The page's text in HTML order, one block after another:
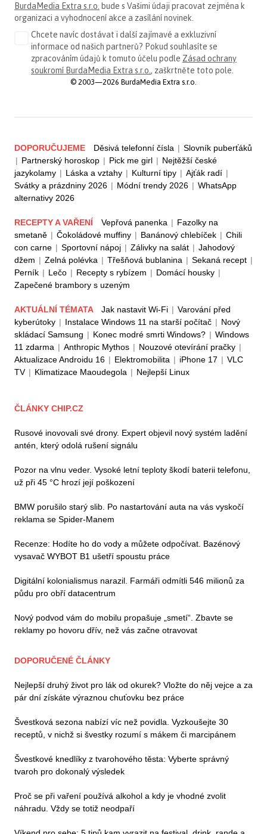
BurdaMedia Extra s.r.o. bude s Vašimi údaji pracovat zejména k
organizaci a vyhodnocení akce a zasílání novinek.
Chcete navíc dostávat i další zajímavé a exkluzivní
informace od našich partnerů? Pokud souhlasíte se
zpracováním údajů k tomuto účelu podle Zásad ochrany
soukromí BurdaMedia Extra s.r.o. , zaškrtněte toto pole.
© 2003—2026 BurdaMedia Extra s.r.o.
DOPORUČUJEME Děsivá telefonní čísla | Slovník puberťáků
| Partnerský horoskop | Pick me girl | Nejtěžší české
jazykolamy | Láska a vztahy | Kulturní tipy | Ajťák radí |
Svátky a prázdniny 2026 | Módní trendy 2026 | WhatsApp
alternativy 2026
RECEPTY A VAŘENÍ Vepřová panenka | Fazolky na
smetaně | Čokoládové muffiny | Banánový chlebíček | Chili
con carne | Sportovní nápoj | Zálivky na salát | Jahodový
džem | Zelná polévka | Třešňová bublanina | Sekaná recept |
Perník | Lečo | Recepty s rybízem | Domácí housky |
Zapečené brambory s uzeným
AKTUÁLNÍ TÉMATA Jak nastavit Wi-Fi | Varování před
kyberútoky | Instalace Windows 11 na starší počítač | Nový
skládací Samsung | Konec modré smrti Windows? | Windows
11 zdarma | Anthropic Mythos | Nouzové otevírání pračky |
Aktualizace Androidu 16 | Elektromobilita | iPhone 17 | VLC
TV | Klimatizace Maoudegola | Nejlepší Linux
ČLÁNKY CHIP.CZ
Rusové inovovali své drony. Expert objevil nový systém ladění
antén, který odolá rušení signálu
Pozor na vlnu veder. Vysoké letní teploty škodí baterii telefonu,
už při 45 °C hrozí její poškození
BMW porušilo starý slib. Po nastartování auta na vás vyskočí
reklama se Spider-Manem
Recenze: Hodíte ho do vody a můžete odpočívat. Bazénový
vysavač WYBOT B1 ušetří spoustu práce
Digitální kolonialismus narazil. Farmáři odmítli 546 milionů za
půdu pro obří datacentrum
Nový podvod vám do mobilu propašuje „smetí“. Zbavte se
reklamy po hovoru dřív, než vás začne otravovat
DOPORUČENÉ ČLÁNKY
Nejlepší druhý život pro lák od okurek? Vložte do něj vejce a za
pár dní získáte výraznou chuťovku bez práce
Švestková sezona nabízí víc než povidla. Vyzkoušejte 30
receptů, v nichž si švestky rozumí s mákem či marcipánem
Švestkové knedlíky z tvarohového těsta: Vyberte správný
tvaroh pro dokonalý výsledek
Proč se při vaření používá alkohol a kdy je vhodné zvolit
náhradu. Vždy se totiž neodpaří